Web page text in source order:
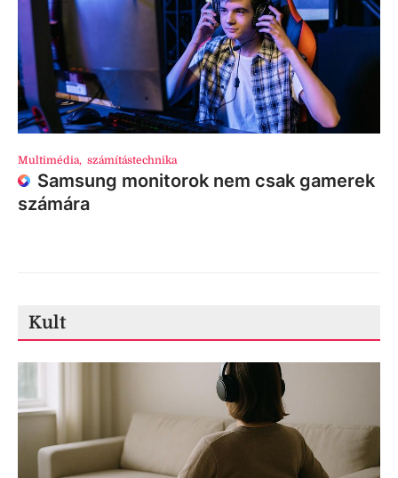
Multimédia, számítástechnika
Samsung monitorok nem csak gamerek
számára
Kult